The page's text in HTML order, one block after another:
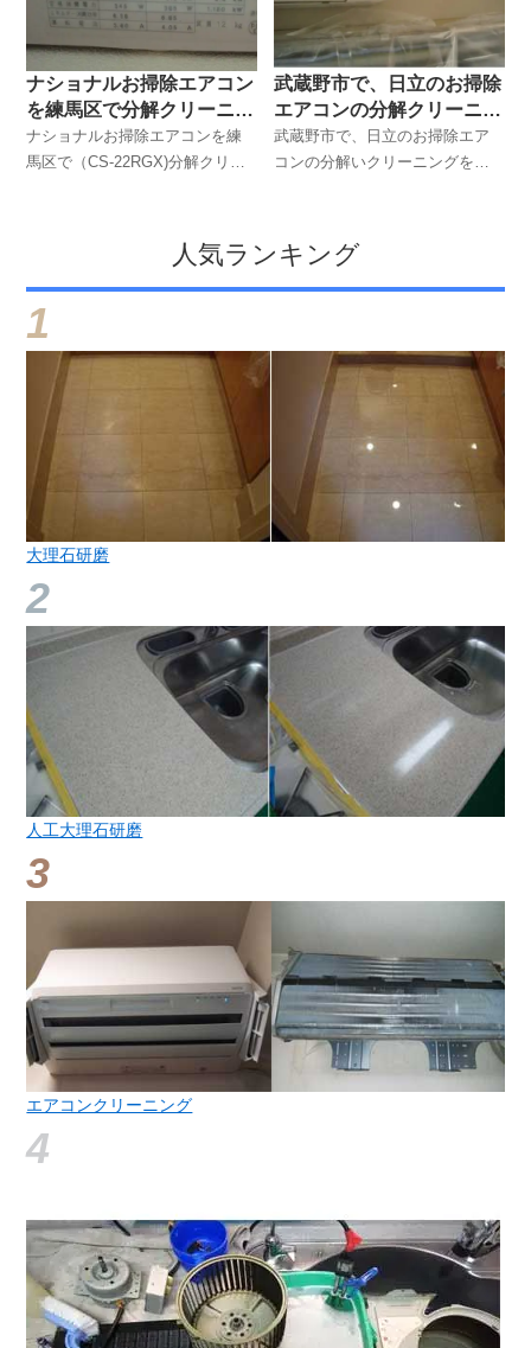
ョンです。
ナショナルお掃除エアコン
を練馬区で分解クリーニン
グ（CS-22RGX)
ナショナルお掃除エアコンを練
馬区で（CS-22RGX)分解クリー
武蔵野市で、日立のお掃除
エアコンの分解クリーニン
グ
武蔵野市で、日立のお掃除エア
コンの分解いクリーニングをし
人気ランキング
大理石研磨
人工大理石研磨
エアコンクリーニング